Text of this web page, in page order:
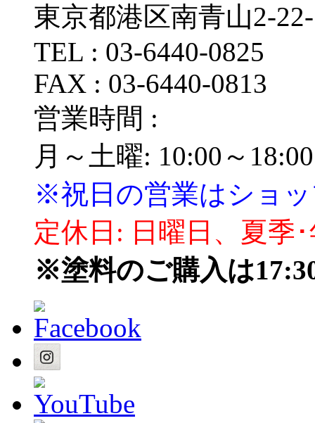
東京都港区南青山
TEL : 03‐6440‐0825
FAX : 03‐6440‐0813
営業時間 :
月～土曜: 10:00～18:00
※祝日の営業はショ
定休日: 日曜日、夏季
※塗料のご購入は